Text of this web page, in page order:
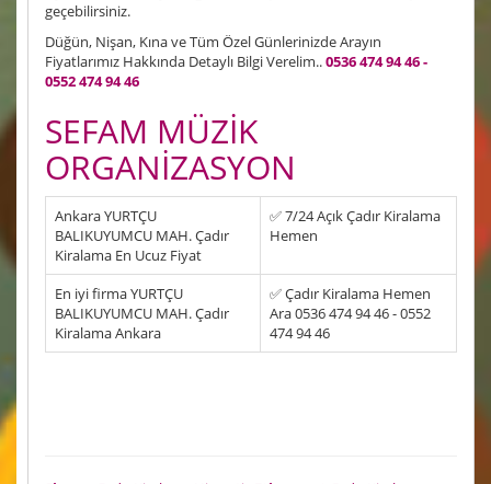
geçebilirsiniz.
Düğün, Nişan, Kına ve Tüm Özel Günlerinizde Arayın
Fiyatlarımız Hakkında Detaylı Bilgi Verelim..0536 474 94 46 -
0552 474 94 46
SEFAM MÜZİK
ORGANİZASYON
Ankara YURTÇU
BALIKUYUMCU MAH. Çadır
Kiralama En Ucuz Fiyat
✅ 7/24 Açık Çadır Kiralama
Hemen
En iyi firma YURTÇU
BALIKUYUMCU MAH. Çadır
Kiralama Ankara
✅ Çadır Kiralama Hemen
Ara 0536 474 94 46 - 0552
474 94 46